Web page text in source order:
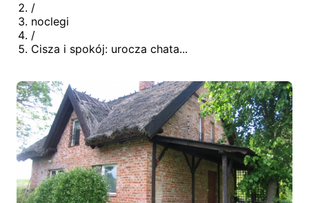
/
noclegi
/
Cisza i spokój: urocza chata...